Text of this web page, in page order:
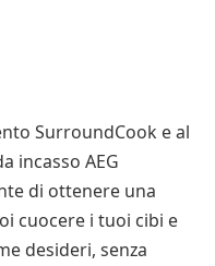
SurroundCook e al
incasso AEG
di ottenere una
cuocere i tuoi cibi e
desideri, senza